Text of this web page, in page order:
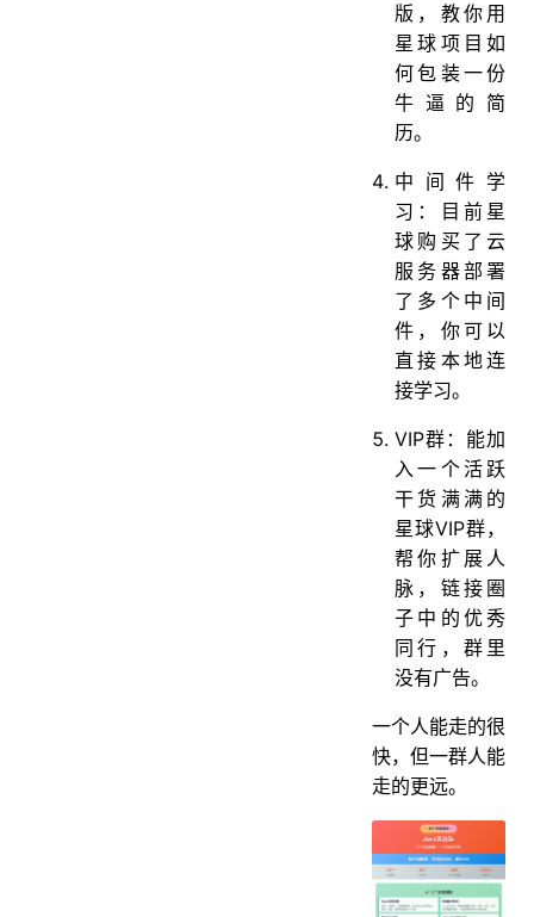
版，教你用
星球项目如
何包装一份
牛逼的简
历。
中间件学
习：目前星
球购买了云
服务器部署
了多个中间
件，你可以
直接本地连
接学习。
VIP群：能加
入一个活跃
干货满满的
星球VIP群，
帮你扩展人
脉，链接圈
子中的优秀
同行，群里
没有广告。
一个人能走的很
快，但一群人能
走的更远。